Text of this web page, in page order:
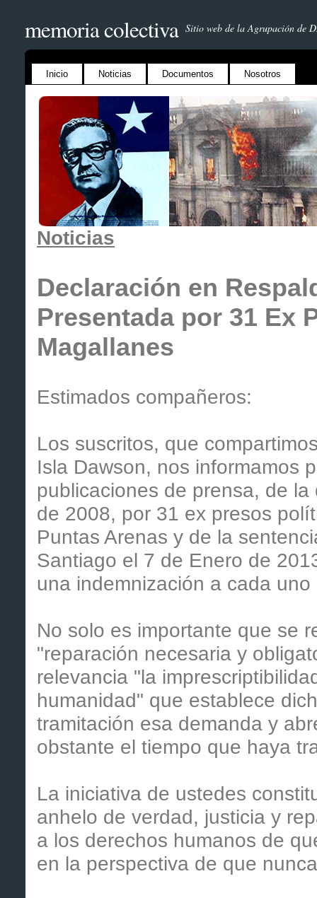
memoria colectiva Sitio web de la Agrupación de
Inicio Noticias Documentos Nosotros
Noticias
Declaración en
Presentada por 31 Ex
Magallanes
Estimados compañeros:
Los suscritos, que
Isla Dawson, nos informamos
publicaciones de prensa, de
de 2008, por 31 ex presos
Puntas Arenas y de la
Santiago el 7 de Enero de
una indemnización a cada
No solo es importante que se
"reparación necesaria y
relevancia "la
humanidad" que establece
tramitación esa demanda y
obstante el tiempo que haya
La iniciativa de ustedes
anhelo de verdad, justicia y
a los derechos humanos de
en la perspectiva de que